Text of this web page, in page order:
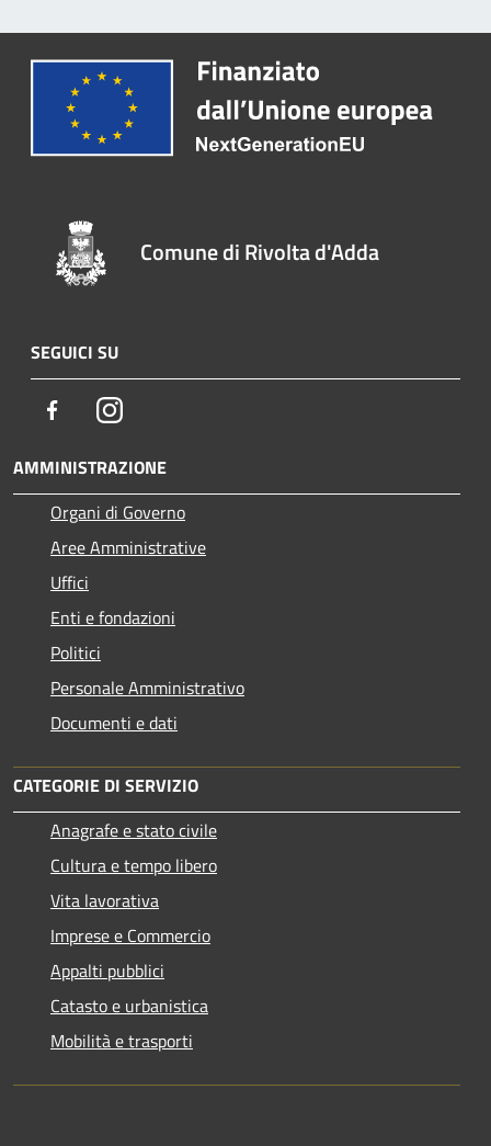
Comune di Rivolta d'Adda
SEGUICI SU
FacebookInstagram
AMMINISTRAZIONE
Organi di Governo
Aree Amministrative
Uffici
Enti e fondazioni
Politici
Personale Amministrativo
Documenti e dati
CATEGORIE DI SERVIZIO
Anagrafe e stato civile
Cultura e tempo libero
Vita lavorativa
Imprese e Commercio
Appalti pubblici
Catasto e urbanistica
Mobilità e trasporti